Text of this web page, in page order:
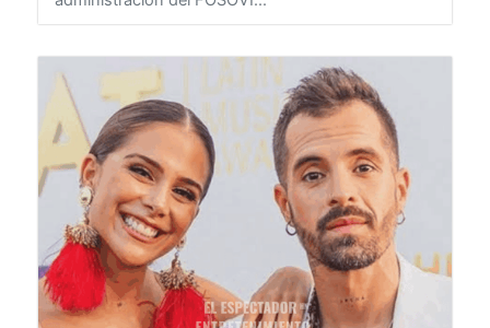
administración del FOSOVI...